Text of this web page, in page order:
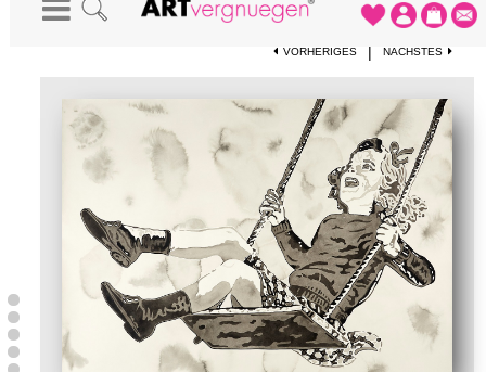
NÄCHSTES
|
VORHERIGES